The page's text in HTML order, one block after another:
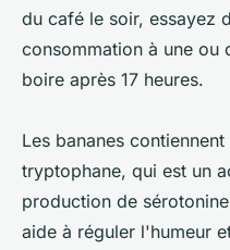
du café le soir, essayez
consommation à une ou
boire après 17 heures.
Les bananes
tryptophane, qui est un
production de
aide à réguler l'humeur